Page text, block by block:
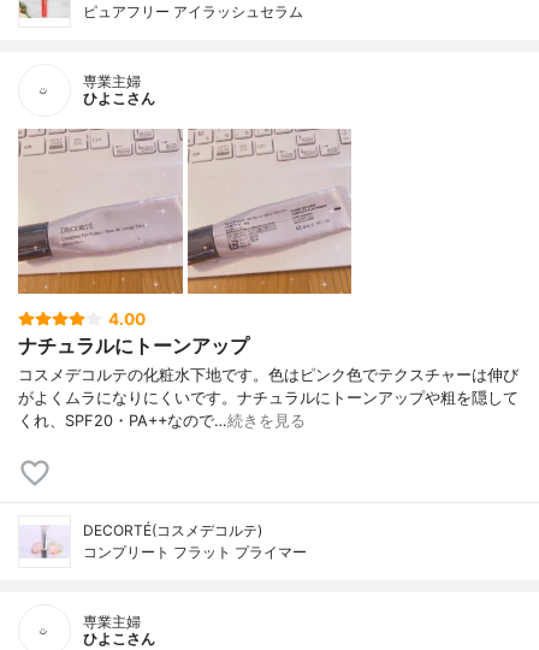
ピュアフリー アイラッシュセラム
専業主婦
ひよこさん
4.00
ナチュラルにトーンアップ
コスメデコルテの化粧水下地です。色はピンク色でテクスチャーは伸び
がよくムラになりにくいです。ナチュラルにトーンアップや粗を隠して
くれ、SPF20・PA++なので…続きを見る
DECORTÉ(コスメデコルテ)
コンプリート フラット プライマー
専業主婦
ひよこさん